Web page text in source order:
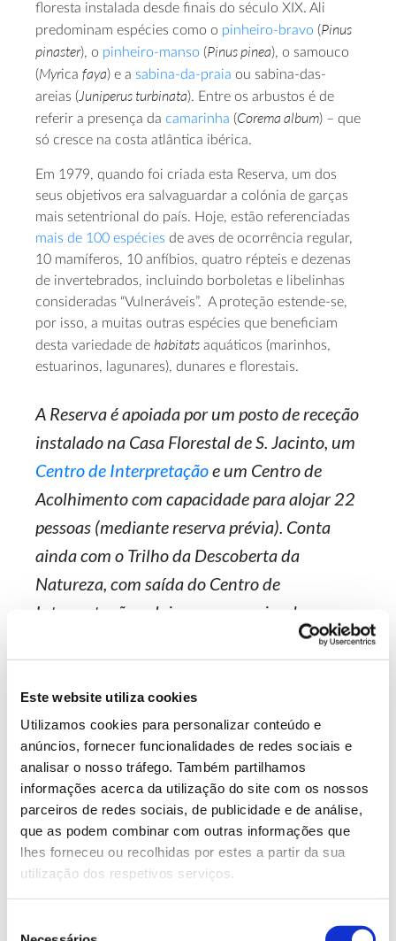
Este website utiliza cookies
Utilizamos cookies para personalizar conteúdo e
anúncios, fornecer funcionalidades de redes sociais e
analisar o nosso tráfego. Também partilhamos
informações acerca da utilização do site com os nossos
parceiros de redes sociais, de publicidade e de análise,
que as podem combinar com outras informações que
lhes forneceu ou recolhidas por estes a partir da sua
utilização dos respetivos serviços.
floresta instalada desde finais do século XIX. Ali
predominam espécies como o pinheiro-bravo (Pinus
pinaster), o pinheiro-manso (Pinus pinea), o samouco
(Myrica faya) e a sabina-da-praia ou sabina-das-
areias (Juniperus turbinata). Entre os arbustos é de
referir a presença da camarinha (Corema album) – que
só cresce na costa atlântica ibérica.
Em 1979, quando foi criada esta Reserva, um dos
seus objetivos era salvaguardar a colónia de garças
mais setentrional do país. Hoje, estão referenciadas
mais de 100 espécies de aves de ocorrência regular,
10 mamíferos, 10 anfíbios, quatro répteis e dezenas
de invertebrados, incluindo borboletas e libelinhas
consideradas “Vulneráveis”. A proteção estende-se,
por isso, a muitas outras espécies que beneficiam
desta variedade de habitats aquáticos (marinhos,
estuarinos, lagunares), dunares e florestais.
A Reserva é apoiada por um posto de receção
instalado na Casa Florestal de S. Jacinto, um
Centro de Interpretaçãoe um Centro de
Acolhimento com capacidade para alojar 22
pessoas (mediante reserva prévia). Conta
ainda com o Trilho da Descoberta da
Natureza, com saída do Centro de
Interpretação e dois percursos circulares
sinalizados – trilho verde (3,5 quilómetros) e
3. Reserva Natural do Paul de
Arzila, entre Coimbra, Condeixa-
a-Nova e Montemor-o-Velho